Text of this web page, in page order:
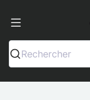
Rechercher